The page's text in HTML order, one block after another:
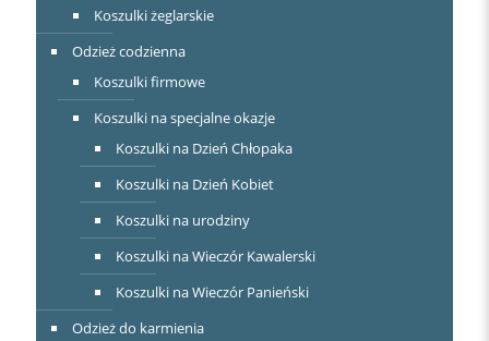
Koszulki żeglarskie
Odzież codzienna
Koszulki firmowe
Koszulki na specjalne okazje
Koszulki na Dzień Chłopaka
Koszulki na Dzień Kobiet
Koszulki na urodziny
Koszulki na Wieczór Kawalerski
Koszulki na Wieczór Panieński
Odzież do karmienia